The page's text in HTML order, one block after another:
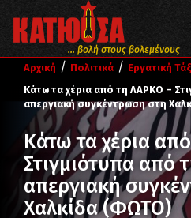
... βολή στους βολεμένους
Αρχική / Πολιτικά / Εργατική
Κάτω τα χέρια από τη ΛΑΡΚΟ –
απεργιακή συγκέντρωση στη
Κάτω τα χέρια
Στιγμιότυπα από
απεργιακή
Χαλκίδα (ΦΩΤΟ)